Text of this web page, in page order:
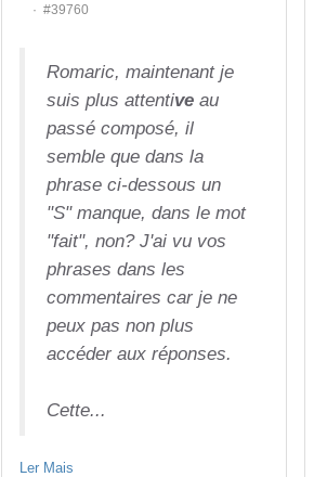
#39760
Romaric, maintenant je
suis plus attentive au
passé composé, il
semble que dans la
phrase ci-dessous un
"S" manque, dans le mot
"fait", non? J'ai vu vos
phrases dans les
commentaires car je ne
peux pas non plus
accéder aux réponses.
Cette...
Ler Mais